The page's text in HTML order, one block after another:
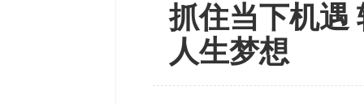
抓住当下机遇
人生梦想